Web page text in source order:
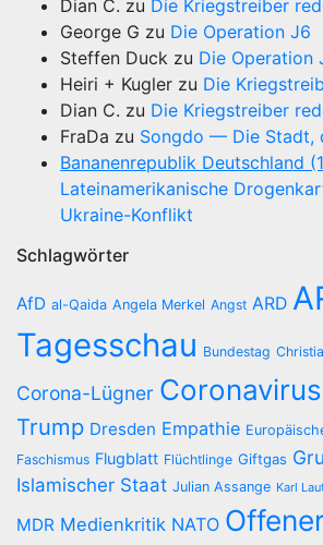
Dian C. zu Die Kriegstreiber
George G zu Die Operation J6
Steffen Duck zu Die Operation
Heiri + Kugler zu Die
Dian C. zu Die Kriegstreiber
FraDa zu Songdo — Die Stadt,
Bananenrepublik Deutschland
Lateinamerikanische
Ukraine-Konflikt
Schlagwörter
AfD al-Qaida Angela Merkel Angst ARD
Tagesschau Bundestag
Corona-Lügner Coronavirus
Trump Dresden Empathie
Faschismus Flugblatt Flüchtlinge Giftgas
Islamischer Staat Julian Assange Karl
MDR Medienkritik NATO